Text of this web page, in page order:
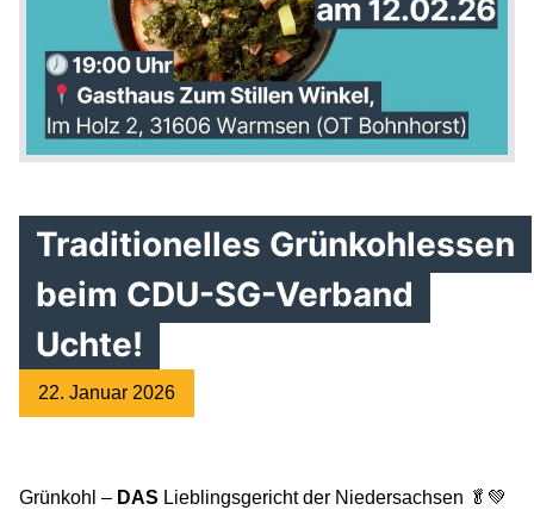
Traditionelles Grünkohlessen
beim CDU-SG-Verband
Uchte!
22. Januar 2026
Grünkohl – DAS Lieblingsgericht der Niedersachsen 🥬💚